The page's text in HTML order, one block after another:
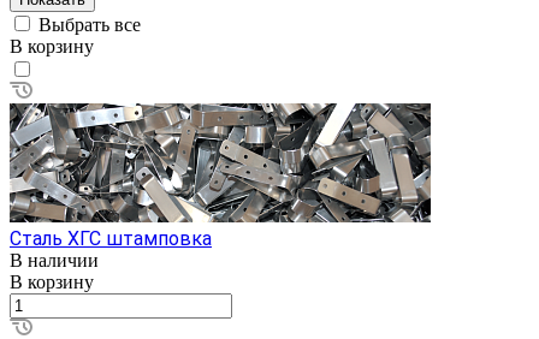
Выбрать все
В корзину
Сталь ХГС штамповка
В наличии
В корзину